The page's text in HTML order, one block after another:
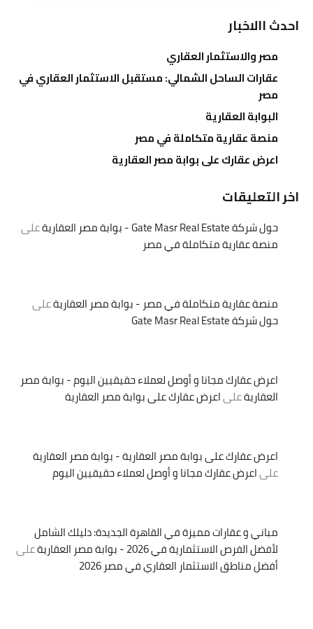
احدث االاخبار
مصر والاستثمار العقاري
عقارات الساحل الشمالي: مستقبل الاستثمار العقاري في
مصر
البوابة العقارية
منصة عقارية متكاملة في مصر
اعرض عقارك على بوابة مصر العقارية
اخر التعليقات
حول شركة Gate Masr Real Estate - بوابة مصر العقارية
على
منصة عقارية متكاملة في مصر
منصة عقارية متكاملة في مصر - بوابة مصر العقاريةعلى
حول شركة Gate Masr Real Estate
اعرض عقارك مجانا و أوصل لعملاء حقيقيين اليوم - بوابة مصر
العقاريةعلىاعرض عقارك على بوابة مصر العقارية
اعرض عقارك على بوابة مصر العقارية - بوابة مصر العقارية
علىاعرض عقارك مجانا و أوصل لعملاء حقيقيين اليوم
مباني و عقارات مميزة في القاهرة الجديدة: دليلك الشامل
لأفضل الفرص الاستثمارية في 2026 - بوابة مصر العقارية
على
أفضل مناطق الاستثمار العقاري في مصر 2026